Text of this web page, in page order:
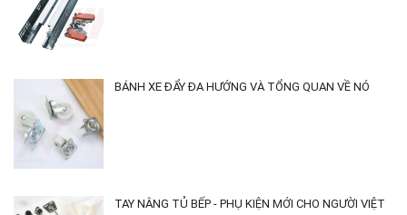
BÁNH XE ĐẨY ĐA HƯỚNG VÀ TỔNG QUAN VỀ NÓ
TAY NÂNG TỦ BẾP - PHỤ KIỆN MỚI CHO NGƯỜI VIỆT